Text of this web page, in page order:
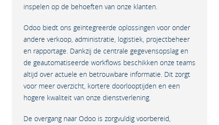
inspelen op de behoeften van onze klanten.
Odoo biedt ons geïntegreerde oplossingen voor onder
andere verkoop, administratie, logistiek, projectbeheer
en rapportage. Dankzij de centrale gegevensopslag en
de geautomatiseerde workflows beschikken onze teams
altijd over actuele en betrouwbare informatie. Dit zorgt
voor meer overzicht, kortere doorlooptijden en een
hogere kwaliteit van onze dienstverlening.
De overgang naar Odoo is zorgvuldig voorbereid,